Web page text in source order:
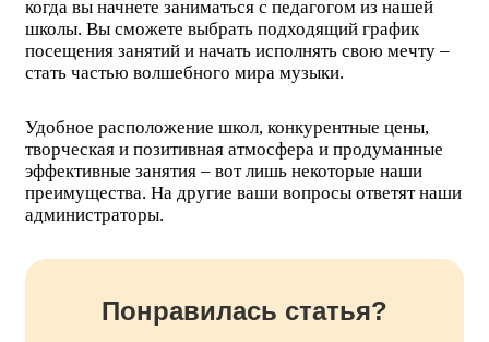
когда вы начнете заниматься с педагогом из нашей
школы. Вы сможете выбрать подходящий график
посещения занятий и начать исполнять свою мечту –
стать частью волшебного мира музыки.
Удобное расположение школ, конкурентные цены,
творческая и позитивная атмосфера и продуманные
эффективные занятия – вот лишь некоторые наши
преимущества. На другие ваши вопросы ответят наши
администраторы.
Понравилась статья?